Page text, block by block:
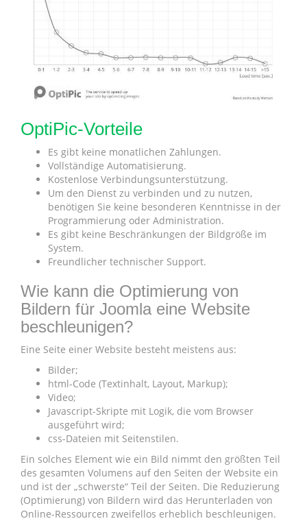
OptiPic-Vorteile
Es gibt keine monatlichen Zahlungen.
Vollständige Automatisierung.
Kostenlose Verbindungsunterstützung.
Um den Dienst zu verbinden und zu nutzen,
benötigen Sie keine besonderen Kenntnisse in der
Programmierung oder Administration.
Es gibt keine Beschränkungen der Bildgröße im
System.
Freundlicher technischer Support.
Wie kann die Optimierung von
Bildern für Joomla eine Website
beschleunigen?
Eine Seite einer Website besteht meistens aus:
Bilder;
html-Code (Textinhalt, Layout, Markup);
Video;
Javascript-Skripte mit Logik, die vom Browser
ausgeführt wird;
css-Dateien mit Seitenstilen.
Ein solches Element wie ein Bild nimmt den größten Teil
des gesamten Volumens auf den Seiten der Website ein
und ist der „schwerste“ Teil der Seiten. Die Reduzierung
(Optimierung) von Bildern wird das Herunterladen von
Online-Ressourcen zweifellos erheblich beschleunigen.